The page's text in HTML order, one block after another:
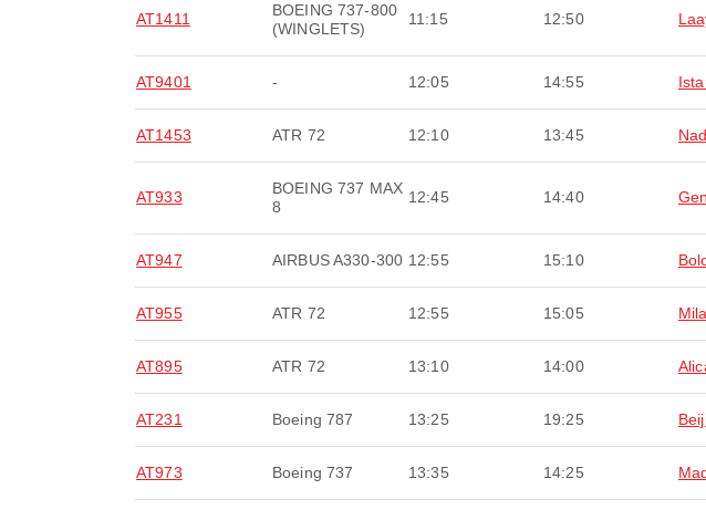
AT1411
BOEING 737-800
(WINGLETS)
11:15 12:50
AT9401 - 12:05 14:55
AT1453 ATR 72 12:10 13:45
AT933
BOEING 737 MAX
8
12:45 14:40
AT947 AIRBUS A330-300 12:55 15:10
AT955 ATR 72 12:55 15:05
AT895 ATR 72 13:10 14:00
AT231 Boeing 787 13:25 19:25
AT973 Boeing 737 13:35 14:25